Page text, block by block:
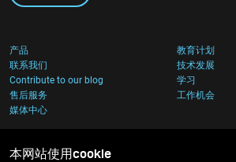
产品
教育计划
联系我们
技术发展
Contribute to our blog
学习
售后服务
工作机会
媒体中心
本网站使用cookie